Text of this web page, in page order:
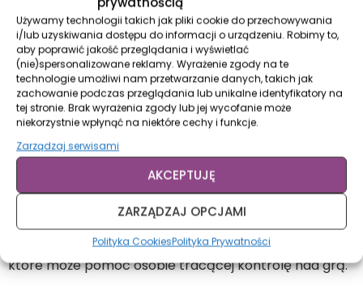
Używamy technologii takich jak pliki cookie do przechowywania
i/lub uzyskiwania dostępu do informacji o urządzeniu. Robimy to,
aby poprawić jakość przeglądania i wyświetlać
(nie)spersonalizowane reklamy. Wyrażenie zgody na te
technologie umożliwi nam przetwarzanie danych, takich jak
zachowanie podczas przeglądania lub unikalne identyfikatory na
tej stronie. Brak wyrażenia zgody lub jej wycofanie może
niekorzystnie wpłynąć na niektóre cechy i funkcje.
Zarządzaj serwisami
AKCEPTUJĘ
ZARZĄDZAJ OPCJAMI
Polityka CookiesPolityka Prywatności
co do skali swojego zaangażowania, zawsze mogą
także skorzystać z autotestu, który podpowiada im,
czy mają problem z kontrolowaniem gry. Jeśli tak
rzeczywiście jest, Totalizator Sportowy udostępnia
swoim graczom możliwość zawieszenia aktywności
lub trwalsze rozwiązanie – samowykluczenie z gry,
zaś osobom, które mają przejawy grania
problemowego, udostępnia mapę placówek
udzielających pomocy w tym zakresie. Ponadto
klientom Totalizatora Sportowego oferowana jest
możliwość skorzystania z bezpłatnego, anonimowego
czatu z psychologiem. To dyskretne rozwiązanie,
które może pomóc osobie tracącej kontrolę nad grą.